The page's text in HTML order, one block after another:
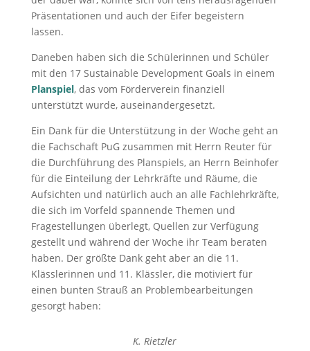
Präsentationen und auch der Eifer begeistern
lassen.
Daneben haben sich die Schülerinnen und Schüler
mit den 17 Sustainable Development Goals in einem
Planspiel, das vom Förderverein finanziell
unterstützt wurde, auseinandergesetzt.
Ein Dank für die Unterstützung in der Woche geht an
die Fachschaft PuG zusammen mit Herrn Reuter für
die Durchführung des Planspiels, an Herrn Beinhofer
für die Einteilung der Lehrkräfte und Räume, die
Aufsichten und natürlich auch an alle Fachlehrkräfte,
die sich im Vorfeld spannende Themen und
Fragestellungen überlegt, Quellen zur Verfügung
gestellt und während der Woche ihr Team beraten
haben. Der größte Dank geht aber an die 11.
Klässlerinnen und 11. Klässler, die motiviert für
einen bunten Strauß an Problembearbeitungen
gesorgt haben:
K. Rietzler